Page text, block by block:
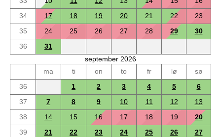
34
17 18 19 20 21 22
23
35
24 25 26 27 28 29
30
36
31
september 2026
ma
ti on to fr lø
sø
36
1 2 3 4 5
6
37
7 8 9 10 11 12
13
38
14 15 16 17 18 19
20
39
21 22 23 24 25 26
27